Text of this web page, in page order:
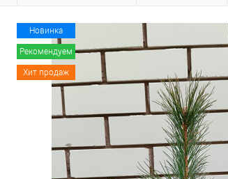
Новинка
Рекомендуем
Хит продаж